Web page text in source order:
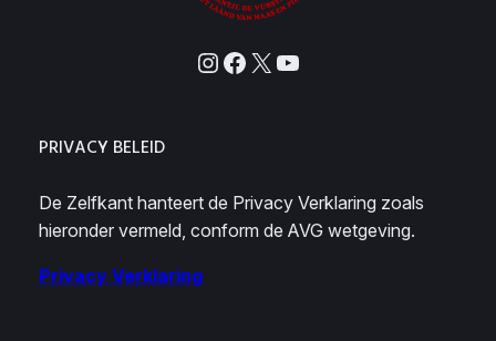
InstagramFacebook X YouTube
PRIVACY BELEID
De Zelfkant hanteert de Privacy Verklaring zoals
hieronder vermeld, conform de AVG wetgeving.
Privacy Verklaring